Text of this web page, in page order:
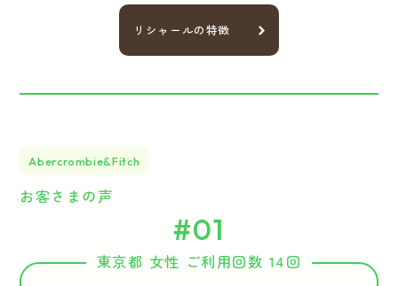
リシャールの特徴
Abercrombie&Fitch
お客さまの声
#01
東京都 女性 ご利用回数 14回